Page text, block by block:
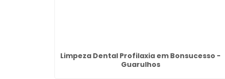
Limpeza Dental Profilaxia em Bonsucesso -
Guarulhos